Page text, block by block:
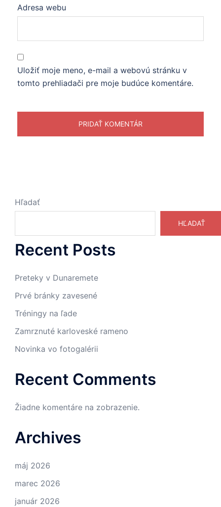
Adresa webu
Uložiť moje meno, e-mail a webovú stránku v
tomto prehliadači pre moje budúce komentáre.
Hľadať
HĽADAŤ
Recent Posts
Preteky v Dunaremete
Prvé bránky zavesené
Tréningy na ľade
Zamrznuté karloveské rameno
Novinka vo fotogalérii
Recent Comments
Žiadne komentáre na zobrazenie.
Archives
máj 2026
marec 2026
január 2026